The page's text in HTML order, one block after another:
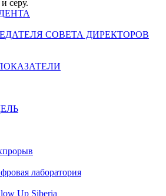
серу.
СОВЕТА ДИРЕКТОРОВ
лаборатория
Up Siberia